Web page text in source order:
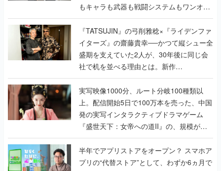
もキャラも武器も戦闘システムもワンオフ
で作り込まれた理由を両ディレクターに聞
く
『TATSUJIN』の弓削雅稔×『ライデンファ
イターズ』の齋藤貴幸──かつて縦シュー全
盛期を支えていた2人が、30年後に同じ会
社で机を並べる理由とは。新作
『TATSUJIN EXTREME』で初タッグを組
んだレジェンド2人に訊く開発秘話
実写映像1000分、ルート分岐100種類以
上。配信開始5日で100万本を売った、中国
発の実写インタラクティブドラマゲーム
『盛世天下：女帝への道II』の、規模が違
うこだわりをプロデューサーに聞いた
半年でアプリストアをオープン？ スマホア
プリの“代替ストア”として、わずか6ヵ月で